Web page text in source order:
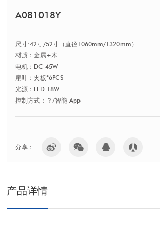
A081018Y
尺寸:42寸/52寸（直径1060mm/1320mm）
材质：金属+木
电机：DC 45W
扇叶：夹板*6PCS
光源：LED 18W
控制方式：？/智能 App
分享：
产品详情